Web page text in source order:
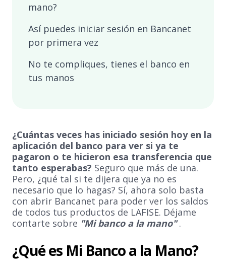
mano?
Así puedes iniciar sesión en Bancanet
por primera vez
No te compliques, tienes el banco en
tus manos
¿Cuántas veces has iniciado sesión hoy en la
aplicación del banco para ver si ya te
pagaron o te hicieron esa transferencia que
tanto esperabas? Seguro que más de una.
Pero, ¿qué tal si te dijera que ya no es
necesario que lo hagas? Sí, ahora solo basta
con abrir Bancanet para poder ver los saldos
de todos tus productos de LAFISE. Déjame
contarte sobre "Mi banco a la mano".
¿Qué es Mi Banco a la Mano?